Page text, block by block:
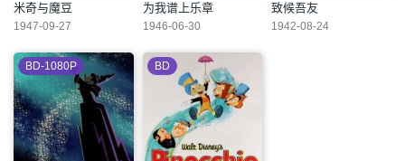
米奇与魔豆
1947-09-27
为我谱上乐章
1946-06-30
致候吾友
1942-08-24
BD-1080P BD